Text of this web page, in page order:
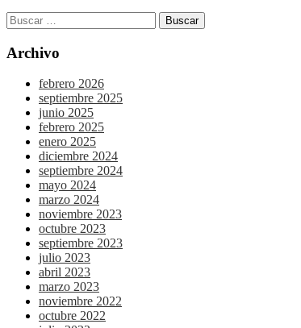
Archivo
febrero 2026
septiembre 2025
junio 2025
febrero 2025
enero 2025
diciembre 2024
septiembre 2024
mayo 2024
marzo 2024
noviembre 2023
octubre 2023
septiembre 2023
julio 2023
abril 2023
marzo 2023
noviembre 2022
octubre 2022